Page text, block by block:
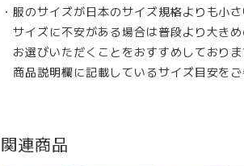
・服のサイズが日本のサイズ規格よりも小
サイズに不安がある場合は普段より大き
お選びいただくことをおすすめしておりま
商品説明欄に記載しているサイズ目安をご
関連商品